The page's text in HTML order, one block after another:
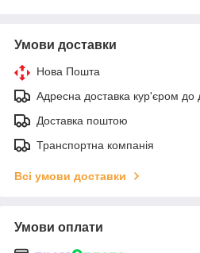
Умови доставки
Нова Пошта
Адресна доставка кур'єром
Доставка поштою
Транспортна компанія
Всі умови доставки
Умови оплати